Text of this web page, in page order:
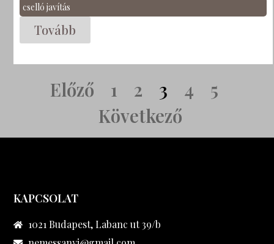
cselló javítás
Tovább
Előző 1 2 3 4
5
Következő
KAPCSOLAT
1021 Budapest, Labanc ut 39/b